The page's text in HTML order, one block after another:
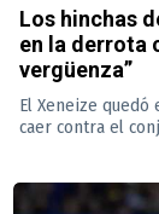
Los hinchas
en la derrota
vergüenza”
El Xeneize
caer contra el